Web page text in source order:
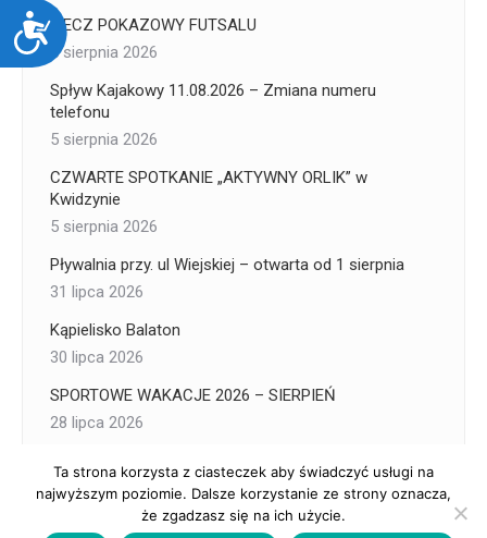
Dostępność
MECZ POKAZOWY FUTSALU
5 sierpnia 2026
Spływ Kajakowy 11.08.2026 – Zmiana numeru
telefonu
5 sierpnia 2026
CZWARTE SPOTKANIE „AKTYWNY ORLIK” w
Kwidzynie
5 sierpnia 2026
Pływalnia przy. ul Wiejskiej – otwarta od 1 sierpnia
31 lipca 2026
Kąpielisko Balaton
30 lipca 2026
SPORTOWE WAKACJE 2026 – SIERPIEŃ
28 lipca 2026
Ta strona korzysta z ciasteczek aby świadczyć usługi na
najwyższym poziomie. Dalsze korzystanie ze strony oznacza,
że zgadzasz się na ich użycie.